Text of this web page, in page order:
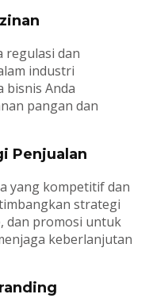
regulasi dan
industri
bisnis Anda
pangan dan
Penjualan
yang kompetitif dan
strategi
dan promosi untuk
keberlanjutan